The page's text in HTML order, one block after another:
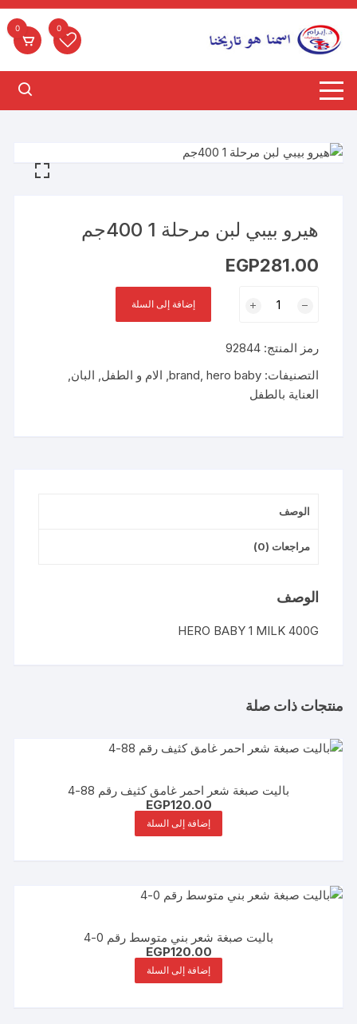
التجاوز
المحتوى
0
0
هيرو بيبي لبن مرحلة 1 400جم
EGP281.00
لبن
مرحلة
1
إضافة إلى السلة
رمز المنتج:92844
التصنيفات:
brand, hero baby
, الام و الطفل, البان,
العناية بالطفل
الوصف
مراجعات (0)
الوصف
HERO BABY 1 MILK 400G
منتجات ذات صلة
باليت صبغة شعر احمر غامق كثيف رقم 88-4
EGP120.00
إضافة إلى السلة
باليت صبغة شعر بني متوسط رقم 0-4
EGP120.00
إضافة إلى السلة